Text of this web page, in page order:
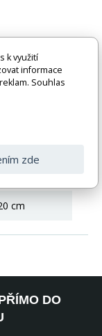
cm
DO
k využití
informace
Souhlas
zde